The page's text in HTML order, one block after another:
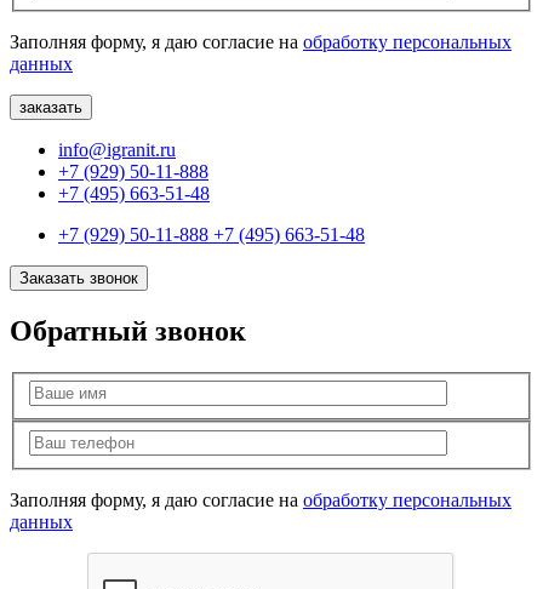
Заполняя форму, я даю согласие на обработку персональных
данных
info@igranit.ru
+7 (929) 50-11-888
+7 (495) 663-51-48
+7 (929) 50-11-888 +7 (495) 663-51-48
Заказать звонок
Обратный звонок
Заполняя форму, я даю согласие на обработку персональных
данных